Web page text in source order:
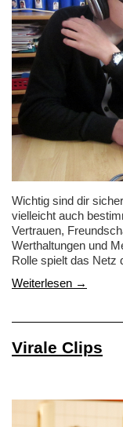
Wichtig sind dir
vielleicht auch
Vertrauen,
Werthaltungen und
Rolle spielt das Netz
Weiterlesen →
Virale Clips